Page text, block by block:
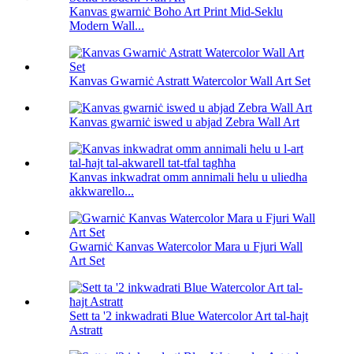
Kanvas gwarniċ Boho Art Print Mid-Seklu
Modern Wall...
Kanvas Gwarniċ Astratt Watercolor Wall Art Set
Kanvas gwarniċ iswed u abjad Zebra Wall Art
Kanvas inkwadrat omm annimali ħelu u uliedha
akkwarello...
Gwarniċ Kanvas Watercolor Mara u Fjuri Wall
Art Set
Sett ta '2 inkwadrati Blue Watercolor Art tal-ħajt
Astratt